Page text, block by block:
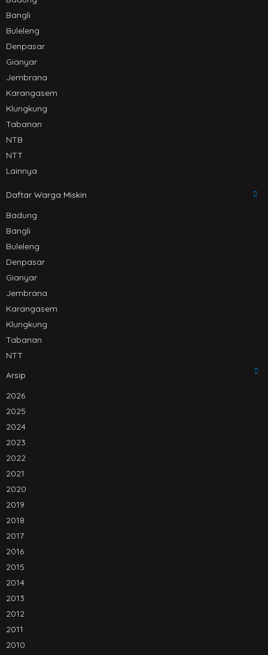
Bangli
Buleleng
Denpasar
Gianyar
Jembrana
Karangasem
Klungkung
Tabanan
NTB
NTT
Lainnya
Daftar Warga Miskin
Badung
Bangli
Buleleng
Denpasar
Gianyar
Jembrana
Karangasem
Klungkung
Tabanan
NTT
Arsip
2026
2025
2024
2023
2022
2021
2020
2019
2018
2017
2016
2015
2014
2013
2012
2011
2010